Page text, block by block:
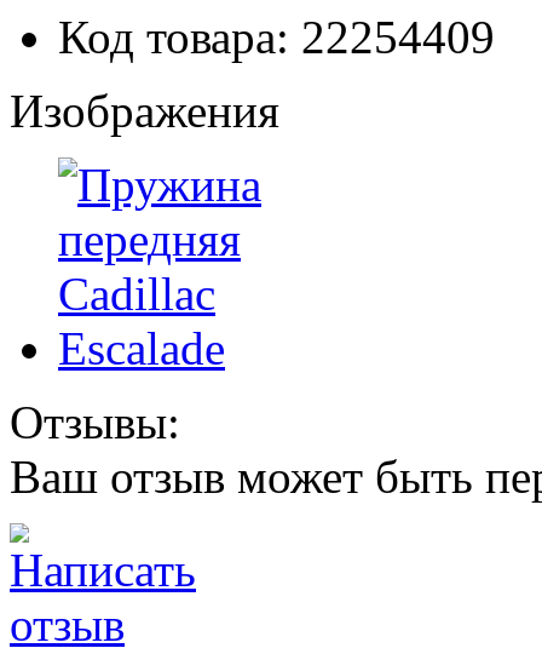
Код товара: 22254409
Изображения
Отзывы:
Ваш отзыв может быть